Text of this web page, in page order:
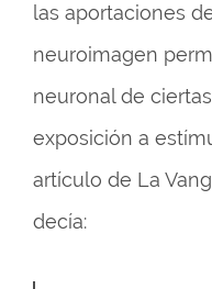
las aportaciones
neuroimagen
neuronal de
exposición a
artículo de La
decía: